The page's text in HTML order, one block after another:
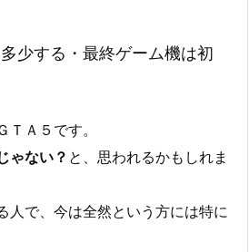
少する・最終ゲーム機は初
Ａ５です。
ゃない？ と、思われるかもしれま
人で、今は全然という方には特に